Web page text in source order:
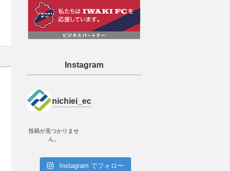
Instagram
nichiei_ec
投稿が見つかりませ
ん。
Instagram でフォロー